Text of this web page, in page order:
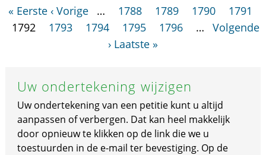
« Eerste ‹ Vorige … 1788 1789 1790
1791
1792
1793 1794 1795 1796 …
Volgende
› Laatste »
Uw ondertekening wijzigen
Uw ondertekening van een petitie kunt u altijd
aanpassen of verbergen. Dat kan heel makkelijk
door opnieuw te klikken op de link die we u
toestuurden in de e-mail ter bevestiging. Op de